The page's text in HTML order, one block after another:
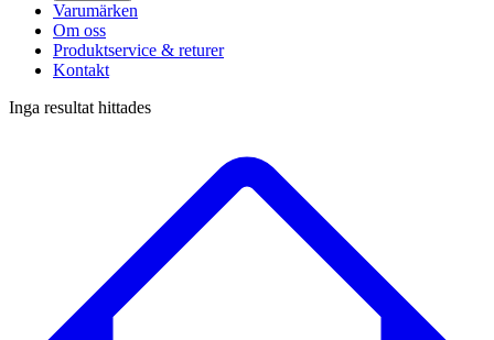
Varumärken
Om oss
Produktservice & returer
Kontakt
Inga resultat hittades